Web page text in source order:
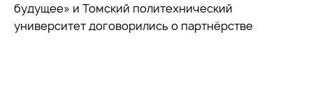
будущее» и Томский политехнический
университет договорились о партнёрстве